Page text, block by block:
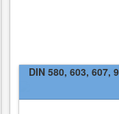
DIN 580, 603, 607,